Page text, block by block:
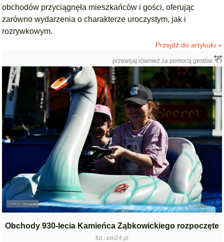
obchodów przyciągnęła mieszkańców i gości, oferując
zarówno wydarzenia o charakterze uroczystym, jak i
rozrywkowym.
Przejdź do artykułu »
przewijaj również za pomocą gestów
Obchody 930-lecia Kamieńca Ząbkowickiego rozpoczęte
fot.: em24.pl